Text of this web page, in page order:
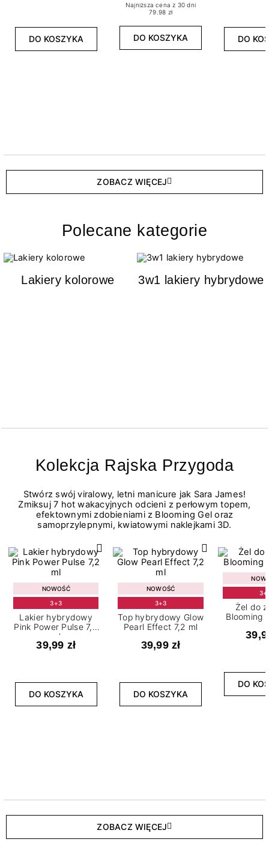
DO KOSZYKA
Najniższa cena z 30 dni
79.98 zł
DO KOSZYKA DO
ZOBACZ WIĘCEJ
Polecane kategorie
Lakiery kolorowe 3w1 lakiery hybrydowe
Kolekcja Rajska Przygoda
Stwórz swój viralowy, letni manicure jak Sara James!
Zmiksuj 7 hot wakacyjnych odcieni z perłowym topem,
efektownymi zdobieniami z Blooming Gel oraz
samoprzylepnymi, kwiatowymi naklejkami 3D.
NOWOŚĆ
3+3
Lakier hybrydowy
Pink Power Pulse 7,2
ml
39,99 zł
DO KOSZYKA
NOWOŚĆ
3+3
Top hybrydowy Glow
Pearl Effect 7,2 ml
39,99 zł
DO KOSZYKA
Żel do
Blooming
DO
ZOBACZ WIĘCEJ